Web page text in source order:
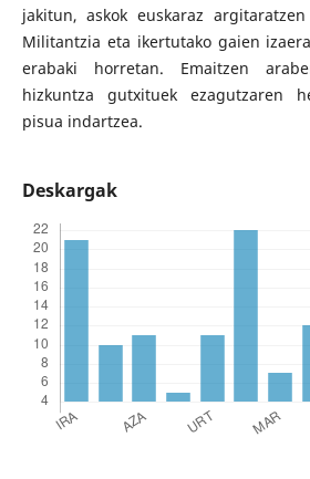
jakitun, askok euskaraz
Militantzia eta ikertutako gaien
erabaki horretan. Emaitzen
hizkuntza gutxituek ezagutzaren
pisua indartzea.
Deskargak